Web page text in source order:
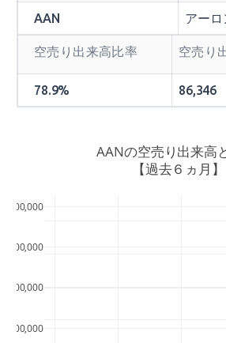
AAN アーロ
空売り出来高比率 空売り
78.9% 86,346
200,000
300,000
400,000
500,000
AANの空売り出来高
【過去６ヵ月】